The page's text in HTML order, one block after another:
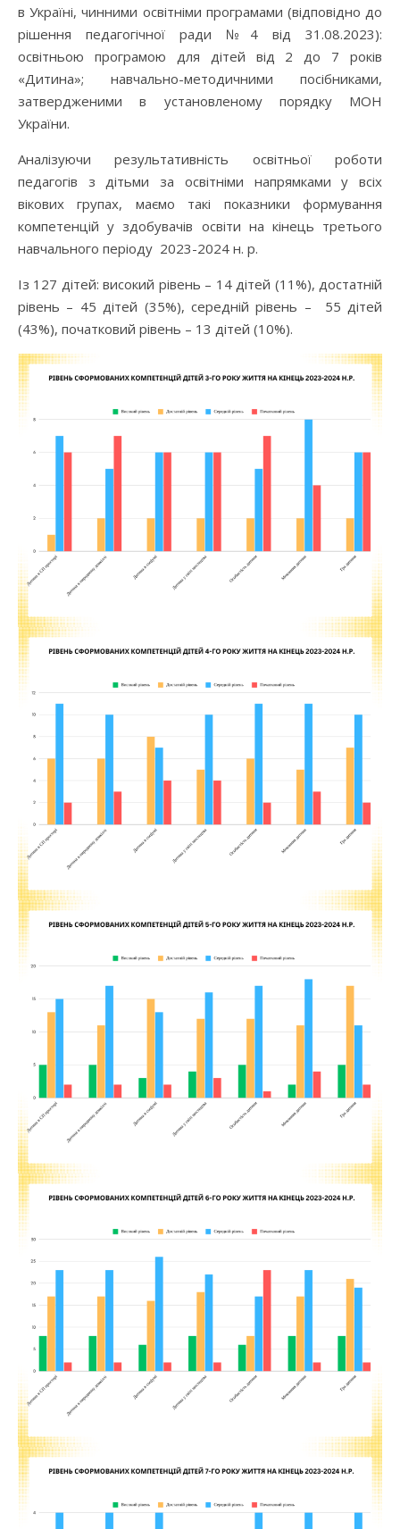
в Україні, чинними освітніми програмами (відповідно до
рішення педагогічної ради №4 від 31.08.2023):
освітньою програмою для дітей від 2 до 7 років
«Дитина»; навчально-методичними посібниками,
затвердженими в установленому порядку МОН
України.
Аналізуючи результативність освітньої роботи
педагогів з дітьми за освітніми напрямками у всіх
вікових групах, маємо такі показники формування
компетенцій у здобувачів освіти на кінець третього
навчального періоду 2023-2024 н. р.
Із 127 дітей: високий рівень – 14 дітей (11%), достатній
рівень – 45 дітей (35%), середній рівень – 55 дітей
(43%), початковий рівень – 13 дітей (10%).